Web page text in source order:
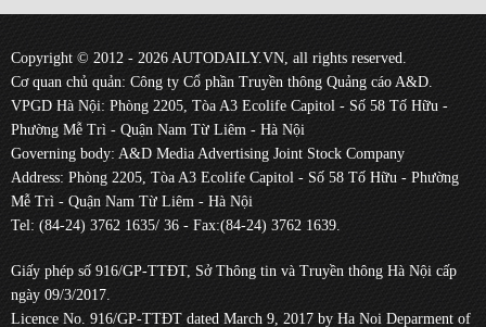
Copyright © 2012 - 2026 AUTODAILY.VN, all rights reserved.
Cơ quan chủ quản: Công ty Cổ phần Truyền thông Quảng cáo A&D.
VPGD Hà Nội: Phòng 2205, Tòa A3 Ecolife Capitol - Số 58 Tố Hữu -
Phường Mễ Trì - Quận Nam Từ Liêm - Hà Nội
Governing body: A&D Media Advertising Joint Stock Company
Address: Phòng 2205, Tòa A3 Ecolife Capitol - Số 58 Tố Hữu - Phường
Mễ Trì - Quận Nam Từ Liêm - Hà Nội
Tel: (84-24) 3762 1635/ 36 - Fax:(84-24) 3762 1639.
Giấy phép số 916/GP-TTĐT, Sở Thông tin và Truyền thông Hà Nội cấp
ngày 09/3/2017.
Licence No. 916/GP-TTĐT dated March 9, 2017 by Ha Noi Deparment of